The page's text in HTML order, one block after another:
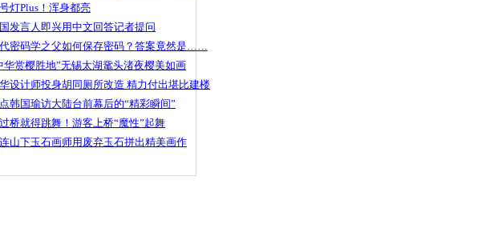
灯Plus！浑身都亮
发言人即兴用中文回答记者提问
密码学之父如何保存密码？答案竟然是……
华赏樱胜地”无锡太湖鼋头渚夜樱美如画
设计师投身胡同厕所改造 精力付出堪比建楼
韩国瑜访大陆台前幕后的“精彩瞬间”
桥就得跳舞！游客上桥“魔性”起舞
山下玉石画师用废弃玉石拼出精美画作